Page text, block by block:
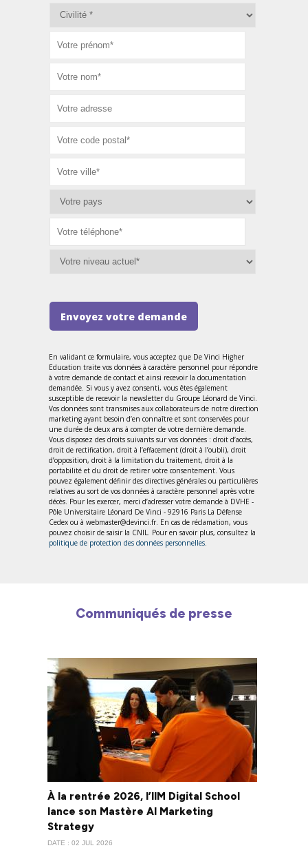
Envoyez votre demande
En validant ce formulaire, vous acceptez que De Vinci Higher
Education traite vos données à caractère personnel pour répondre
à votre demande de contact et ainsi recevoir la documentation
demandée. Si vous y avez consenti, vous êtes également
susceptible de recevoir la newsletter du Groupe Léonard de Vinci.
Vos données sont transmises aux collaborateurs de notre direction
marketing ayant besoin d’en connaître et sont conservées pour
une durée de deux ans à compter de votre dernière demande.
Vous disposez des droits suivants sur vos données : droit d’accès,
droit de rectification, droit à l’effacement (droit à l’oubli), droit
d’opposition, droit à la limitation du traitement, droit à la
portabilité et du droit de retirer votre consentement. Vous
pouvez également définir des directives générales ou particulières
relatives au sort de vos données à caractère personnel après votre
décès. Pour les exercer, merci d’adresser votre demande à DVHE -
Pôle Universitaire Léonard De Vinci - 92916 Paris La Défense
Cedex ou à webmaster@devinci.fr. En cas de réclamation, vous
pouvez choisir de saisir la CNIL. Pour en savoir plus, consultez la
politique de protection des données personnelles.
Communiqués de presse
À la rentrée 2026, l’IIM Digital School
lance son Mastère AI Marketing
Strategy
DATE : 02 JUL 2026